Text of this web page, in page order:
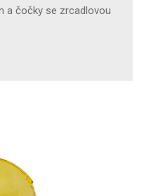
a čočky se zrcadlovou